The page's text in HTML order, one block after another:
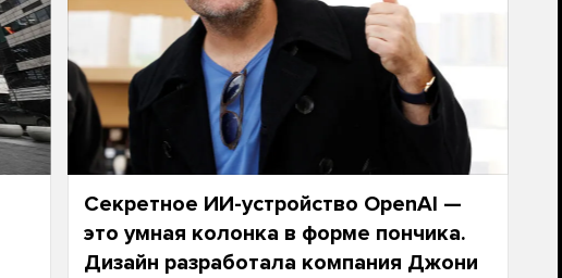
Секретное ИИ-устройство OpenAI —
это умная колонка в форме пончика.
Дизайн разработала компания Джони